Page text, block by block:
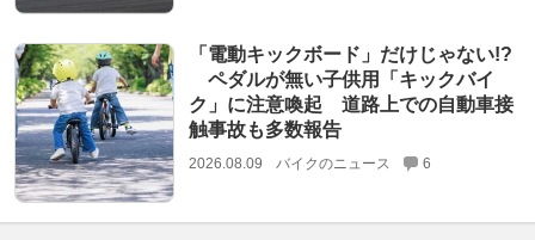
「電動キックボード」だけじゃない!?
ペダルが無い子供用「キックバイ
ク」に注意喚起 道路上での自動車接
触事故も多数報告
2026.08.09 バイクのニュース 6